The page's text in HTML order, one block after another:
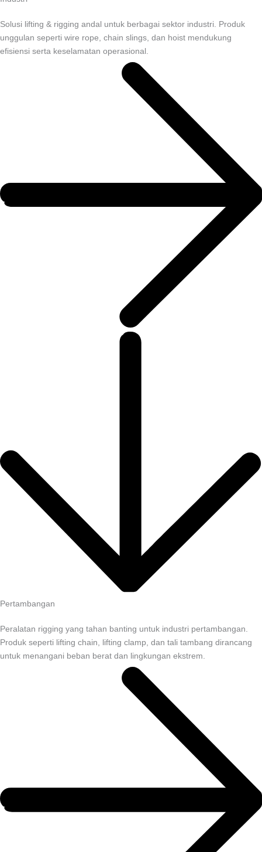
Solusi lifting & rigging andal untuk berbagai sektor industri. Produk
unggulan seperti wire rope, chain slings, dan hoist mendukung
efisiensi serta keselamatan operasional.
Pertambangan
Peralatan rigging yang tahan banting untuk industri pertambangan.
Produk seperti lifting chain, lifting clamp, dan tali tambang dirancang
untuk menangani beban berat dan lingkungan ekstrem.